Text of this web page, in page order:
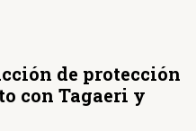
de protección
con Tagaeri y